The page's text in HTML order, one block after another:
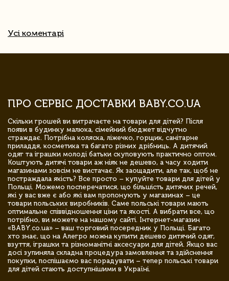
Усі коментарі
ПРО СЕРВІС ДОСТАВКИ BABY.CO.UA
Скільки грошей ви витрачаєте на товари для дітей? Після
появи в будинку малюка, сімейний бюджет відчутно
страждає. Потрібна коляска, ліжечко, горщик, санітарне
приладдя, косметика та багато різних дрібниць. А дитячий
одяг та іграшки молоді батьки скуповують практично оптом.
Коштують дитячі товари аж ніяк не дешево, а часу ходити
магазинами зовсім не вистачає. Як заощадити, але так, щоб не
постраждала якість? Все просто – купуйте товари для дітей у
Польщі. Можемо посперечатися, що більшість дитячих речей,
які у вас вже є або які вам пропонують у магазинах – це
товари польських виробників. Саме польські товари мають
оптимальне співвідношення ціни та якості. А вибрати все, що
потрібно, ви можете на нашому сайті. Інтернет-магазин
«BABY.co.ua» – ваш торговий посередник у Польщі. Багато
хто знає, що на Алегро можна купити дешево дитячий одяг,
взуття, іграшки та різноманітні аксесуари для дітей. Якщо вас
досі зупиняла складна процедура замовлення та здійснення
покупки, поспішаємо вас порадувати – тепер польські товари
для дітей стають доступнішими в Україні.